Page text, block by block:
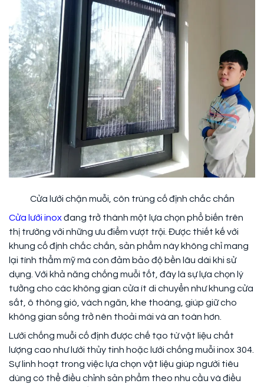
Cửa lưới chặn muỗi, côn trùng cố định chắc chắn
Cửa lưới inoxđang trở thành một lựa chọn phổ biến trên
thị trường với những ưu điểm vượt trội. Được thiết kế với
khung cố định chắc chắn, sản phẩm này không chỉ mang
lại tính thẩm mỹ mà còn đảm bảo độ bền lâu dài khi sử
dụng. Với khả năng chống muỗi tốt, đây là sự lựa chọn lý
tưởng cho các không gian cửa ít di chuyển như khung cửa
sắt, ô thông gió, vách ngăn, khe thoáng, giúp giữ cho
không gian sống trở nên thoải mái và an toàn hơn.
Lưới chống muỗi cố định được chế tạo từ vật liệu chất
lượng cao như lưới thủy tinh hoặc lưới chống muỗi inox 304.
Sự linh hoạt trong việc lựa chọn vật liệu giúp người tiêu
dùng có thể điều chỉnh sản phẩm theo nhu cầu và điều